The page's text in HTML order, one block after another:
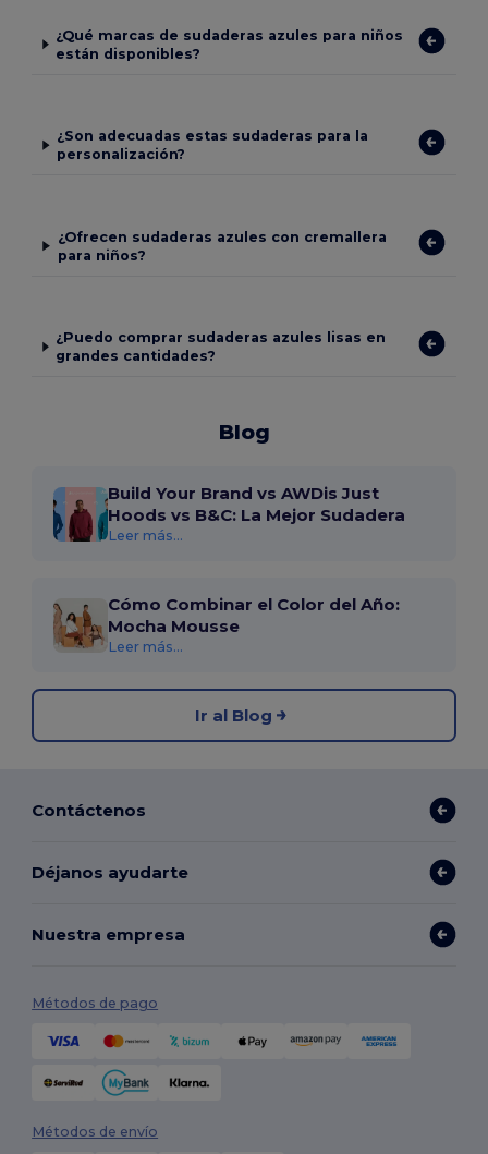
¿Qué marcas de sudaderas azules para niños
están disponibles?
¿Son adecuadas estas sudaderas para la
personalización?
¿Ofrecen sudaderas azules con cremallera
para niños?
¿Puedo comprar sudaderas azules lisas en
grandes cantidades?
Blog
Build Your Brand vs AWDis Just
Hoods vs B&C: La Mejor Sudadera
Leer más...
Cómo Combinar el Color del Año:
Mocha Mousse
Leer más...
Ir al Blog
Contáctenos
Déjanos ayudarte
Nuestra empresa
Métodos de pago
Métodos de envío